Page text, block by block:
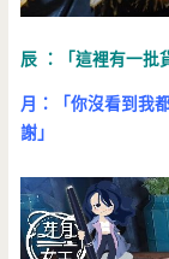
辰 ：「這裡有一批
月：「你沒看到我
謝」